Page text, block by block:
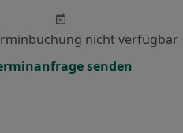
nicht verfügbar
senden